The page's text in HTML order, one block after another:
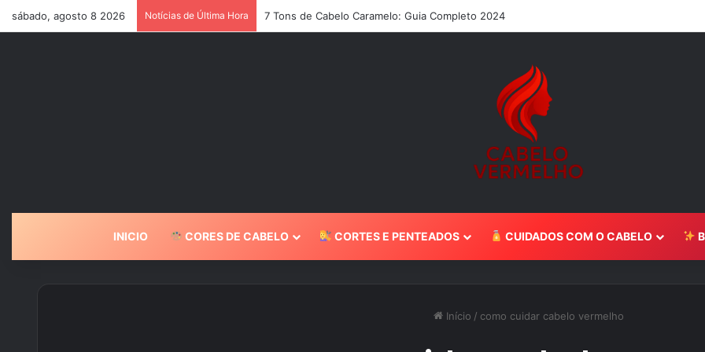
sábado, agosto 8 2026 Notícias de Última Hora 7 Tons de Cabelo Caramelo: Guia Completo 2024
INICIO CORES DE CABELO CORTES E PENTEADOS CUIDADOS COM O CABELO
Início / como cuidar cabelo vermelho